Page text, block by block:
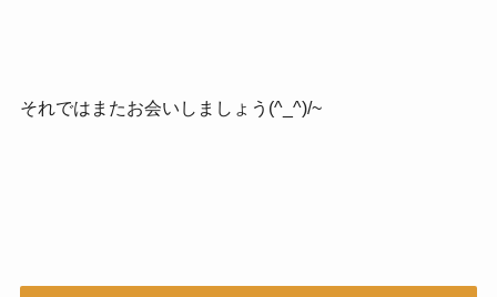
それではまたお会いしましょう(^_^)/~